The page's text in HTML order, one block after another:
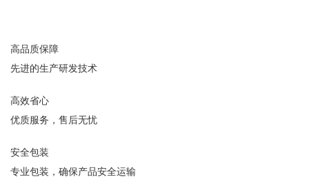
高品质保障
先进的生产研发技术
高效省心
优质服务，售后无忧
安全包装
专业包装，确保产品安全运输